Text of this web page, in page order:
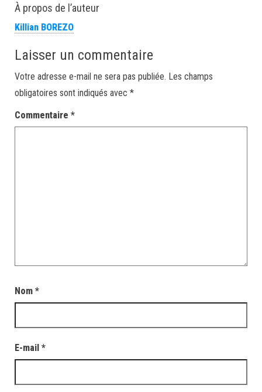
À propos de l’auteur
Killian BOREZO
Laisser un commentaire
Votre adresse e-mail ne sera pas publiée. Les champs
obligatoires sont indiqués avec *
Commentaire *
Nom *
E-mail *